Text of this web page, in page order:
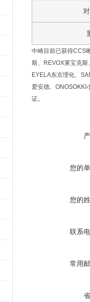
中崎目前已获得CCS
斯、REVOX莱宝克斯
EYELA东京理化、
爱安德、ONOSOKKI
证。
您的
您的
联系
常用